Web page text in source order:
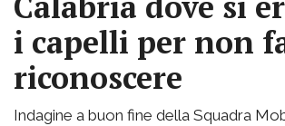
i capelli per non
riconoscere
Indagine a buon fine della Squadra